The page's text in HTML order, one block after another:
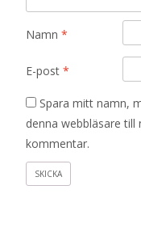
Namn *
E-post *
Spara mitt namn,
denna webbläsare till
kommentar.